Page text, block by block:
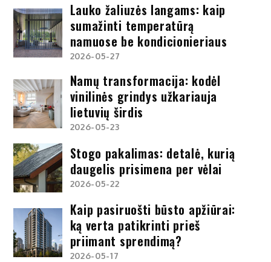
Lauko žaliuzės langams: kaip
sumažinti temperatūrą
namuose be kondicionieriaus
2026-05-27
Namų transformacija: kodėl
vinilinės grindys užkariauja
lietuvių širdis
2026-05-23
Stogo pakalimas: detalė, kurią
daugelis prisimena per vėlai
2026-05-22
Kaip pasiruošti būsto apžiūrai:
ką verta patikrinti prieš
priimant sprendimą?
2026-05-17